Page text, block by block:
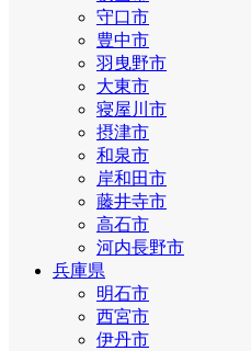
守口市
豊中市
羽曳野市
大東市
寝屋川市
摂津市
和泉市
岸和田市
藤井寺市
高石市
河内長野市
兵庫県
明石市
西宮市
伊丹市